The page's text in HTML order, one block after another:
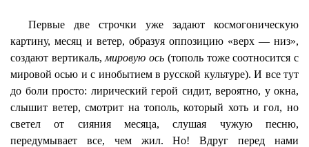
Первые две строчки уже задают космогоническую
картину, месяц и ветер, образуя оппозицию «верх — низ»,
создают вертикаль, мировую ось (тополь тоже соотносится с
мировой осью и с инобытием в русской культуре). И все тут
до боли просто: лирический герой сидит, вероятно, у окна,
слышит ветер, смотрит на тополь, который хоть и гол, но
светел от сияния месяца, слушая чужую песню,
передумывает все, чем жил. Но! Вдруг перед нами